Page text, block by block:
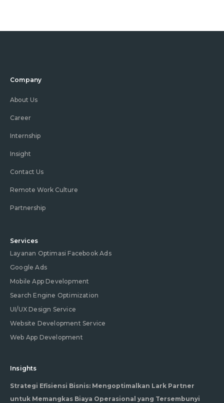
Company
About Us
Career
Internship
Insight
Contact Us
Remote Work Culture
Partnership
Services
Layanan Optimasi Facebook Ads
Google Ads
Mobile App Development
Search Engine Optimization
UI/UX Design Service
Website Development Service
Web App Development
Insights
Strategi Efisiensi Bisnis: Mengoptimalkan Lark Partner
untuk Memangkas Biaya Operasional yang Tersembunyi